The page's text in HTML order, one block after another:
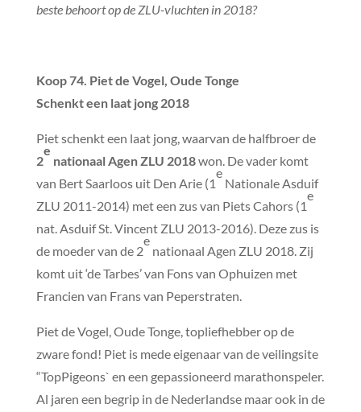
beste behoort op de ZLU-vluchten in 2018?
Koop 74. Piet de Vogel, Oude Tonge
Schenkt een laat jong 2018
Piet schenkt een laat jong, waarvan de halfbroer de
2
e
nationaal Agen ZLU 2018won. De vader komt
van Bert Saarloos uit Den Arie (1
e
Nationale Asduif
ZLU 2011-2014) met een zus van Piets Cahors (1
e
nat. Asduif St. Vincent ZLU 2013-2016). Deze zus is
de moeder van de 2
e
nationaal Agen ZLU 2018. Zij
komt uit ‘de Tarbes’ van Fons van Ophuizen met
Francien van Frans van Peperstraten.
Piet de Vogel, Oude Tonge, topliefhebber op de
zware fond! Piet is mede eigenaar van de veilingsite
“TopPigeons` en een gepassioneerd marathonspeler.
Al jaren een begrip in de Nederlandse maar ook in de